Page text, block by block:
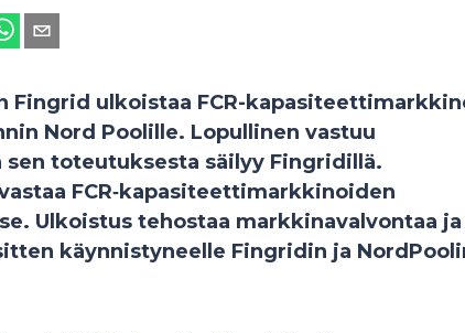
Fingrid ulkoistaa FCR-
Nord Poolille. Lopullinen vastuu
sen toteutuksesta säilyy Fingridillä.
FCR‑kapasiteettimarkkinoiden
Ulkoistus tehostaa markkinavalvontaa ja
käynnistyneelle Fingridin ja